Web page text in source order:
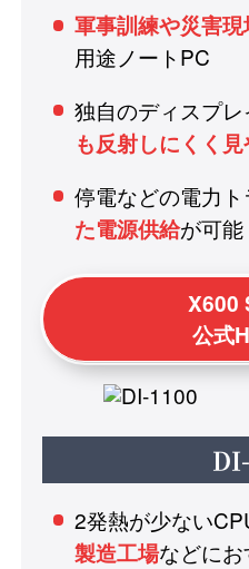
軍事訓練や災害現
用途ノートPC
独自のディスプレ
も反射しにくく
停電などの電力
た電源供給が可能
X600
公式
2発熱が少ない
製造工場などに